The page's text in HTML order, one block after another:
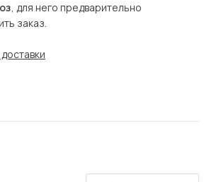
, для него предварительно
заказ.